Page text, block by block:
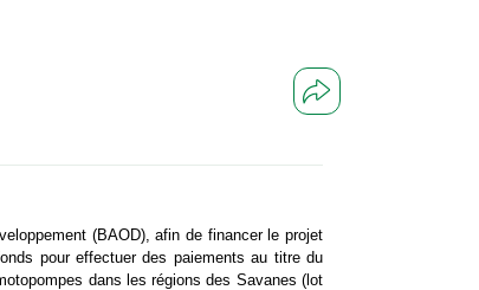
(BAOD), afin de financer le projet
pour effectuer des paiements au titre du
dans les régions des Savanes (lot